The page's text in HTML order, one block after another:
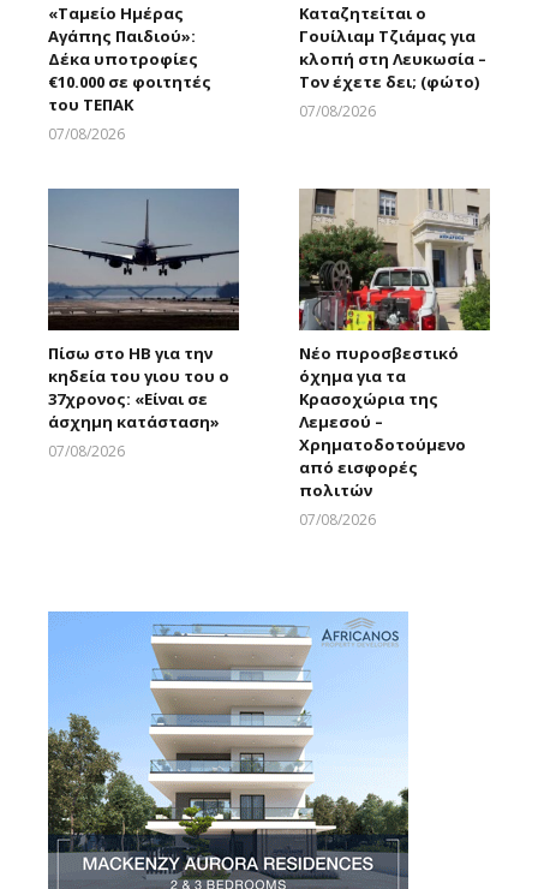
«Ταμείο Ημέρας
Αγάπης Παιδιού»:
Δέκα υποτροφίες
€10.000 σε φοιτητές
του ΤΕΠΑΚ
07/08/2026
Καταζητείται ο
Γουίλιαμ Τζιάμας για
κλοπή στη Λευκωσία –
Τον έχετε δει; (φώτο)
07/08/2026
Πίσω στο ΗΒ για την
κηδεία του γιου του ο
37χρονος: «Είναι σε
άσχημη κατάσταση»
07/08/2026
Νέο πυροσβεστικό
όχημα για τα
Κρασοχώρια της
Λεμεσού –
Χρηματοδοτούμενο
από εισφορές
πολιτών
07/08/2026